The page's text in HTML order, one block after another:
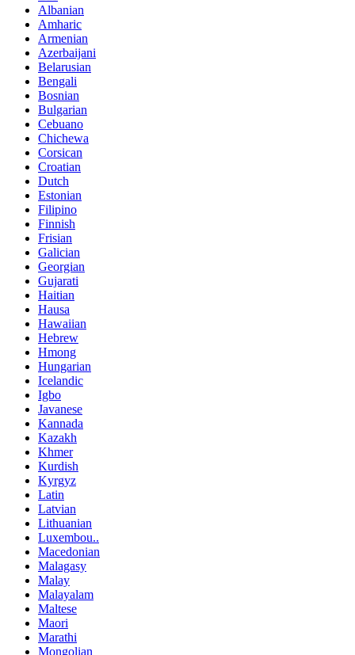
Albanian
Amharic
Armenian
Azerbaijani
Belarusian
Bengali
Bosnian
Bulgarian
Cebuano
Chichewa
Corsican
Croatian
Dutch
Estonian
Filipino
Finnish
Frisian
Galician
Georgian
Gujarati
Haitian
Hausa
Hawaiian
Hebrew
Hmong
Hungarian
Icelandic
Igbo
Javanese
Kannada
Kazakh
Khmer
Kurdish
Kyrgyz
Latin
Latvian
Lithuanian
Luxembou..
Macedonian
Malagasy
Malay
Malayalam
Maltese
Maori
Marathi
Mongolian